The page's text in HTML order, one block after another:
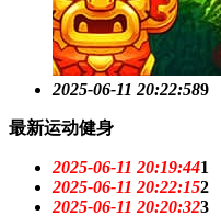
2025-06-11 20:22:589
最新运动健身
2025-06-11 20:19:441
2025-06-11 20:22:152
2025-06-11 20:20:323